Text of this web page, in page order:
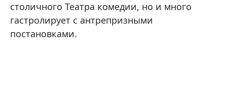
столичного Театра комедии, но и много
гастролирует с антрепризными
постановками.